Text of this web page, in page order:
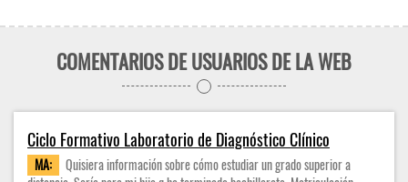
COMENTARIOS DE USUARIOS DE LA WEB
Ciclo Formativo Laboratorio de Diagnóstico Clínico
MA:
Quisiera información sobre cómo estudiar un grado superior a